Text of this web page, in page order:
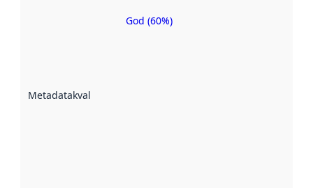
Metadatakvalitet
Metadatakvalitet
God (60%)